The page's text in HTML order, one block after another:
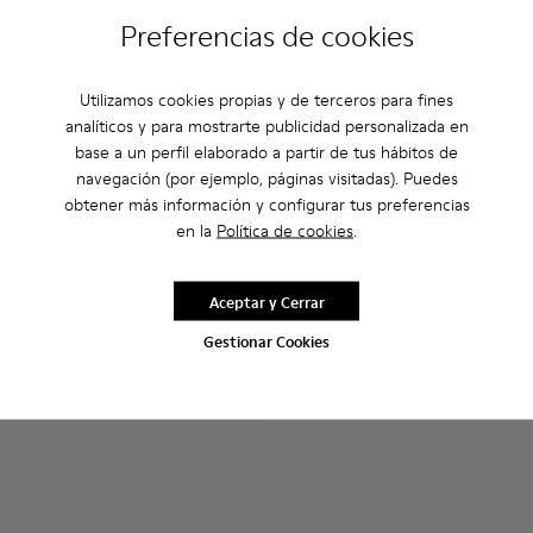
Preferencias de cookies
Utilizamos cookies propias y de terceros para fines
analíticos y para mostrarte publicidad personalizada en
base a un perfil elaborado a partir de tus hábitos de
navegación (por ejemplo, páginas visitadas). Puedes
obtener más información y configurar tus preferencias
en la Política de cookies.
Gestionar Cookies
Aceptar y Cerrar
Peu Touring - K200877-031 - Zapatillas negras de piel para
Peu Touring - K200877-057
Peu Touring - K200877-056
Peu Touring - K200877-054
Peu Touring - K200877-051
Peu Touring - K200877-
Drift Trail - K201586-021 -
Drift Trail - K201586-
136 €
170 € -20%